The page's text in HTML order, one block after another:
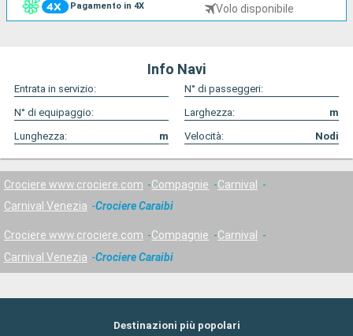
Pagamento in 4X Volo disponibile
Info Navi
Entrata in servizio:
N° di passeggeri:
N° di equipaggio:
Larghezza:
m
Lunghezza:
m Velocità: Nodi
Crociere www.crociere.com Compagnie
Carnival
Carnival Venezia
Crociere Caraibi
Crociere www.crociere.com Compagnie
Carnival
Carnival Venezia
Crociere Caraibi
Destinazioni più popolari